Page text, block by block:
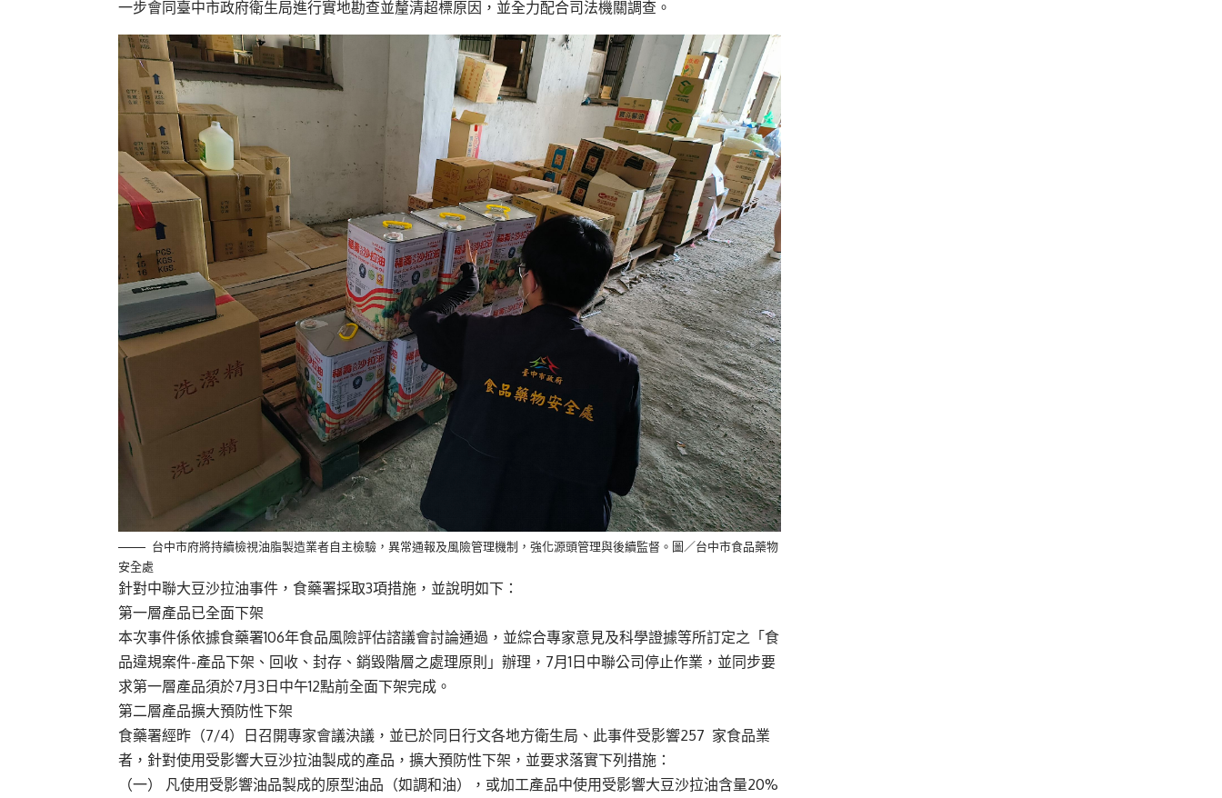
一步會同臺中市政府衛生局進行實地勘查並釐清超標原因，並全力配合司法機關調查。
台中市府將持續檢視油脂製造業者自主檢驗，異常通報及風險管理機制，強化源頭管理與後續監督。圖／台中市食品藥物
安全處
針對中聯大豆沙拉油事件，食藥署採取3項措施，並說明如下：
第一層產品已全面下架
本次事件係依據食藥署106年食品風險評估諮議會討論通過，並綜合專家意見及科學證據等所訂定之「食
品違規案件-產品下架、回收、封存、銷毀階層之處理原則」辦理，7月1日中聯公司停止作業，並同步要
求第一層產品須於7月3日中午12點前全面下架完成。
第二層產品擴大預防性下架
食藥署經昨（7/4）日召開專家會議決議，並已於同日行文各地方衛生局、此事件受影響257 家食品業
者，針對使用受影響大豆沙拉油製成的產品，擴大預防性下架，並要求落實下列措施：
（一） 凡使用受影響油品製成的原型油品（如調和油），或加工產品中使用受影響大豆沙拉油含量20%